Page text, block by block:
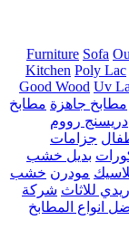
Furniture Sofa
Kitchen Poly Lac
Good Wood Uv
مطابخ جاهزة مطابخ
دريسنج رووم
جزامات
بديل خشب
مودرن خشب
للاثاث شركة
انواع المطابخ